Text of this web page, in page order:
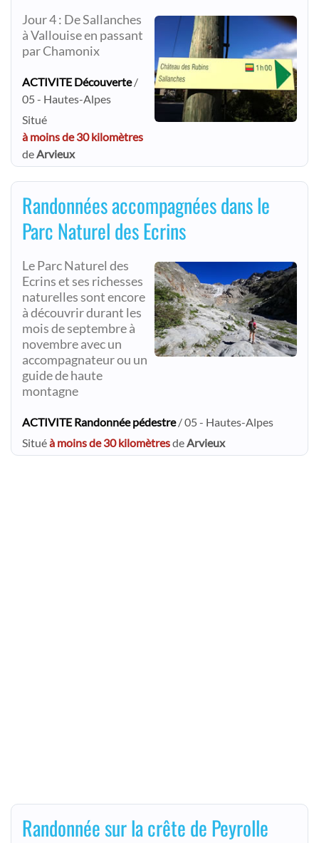
Jour 4 : De Sallanches
à Vallouise en passant
par Chamonix
ACTIVITE Découverte/
05 - Hautes-Alpes
Situé
à moins de 30 kilomètres
de Arvieux
Randonnées accompagnées dans le
Parc Naturel des Ecrins
Le Parc Naturel des
Ecrins et ses richesses
naturelles sont encore
à découvrir durant les
mois de septembre à
novembre avec un
accompagnateur ou un
guide de haute
montagne
ACTIVITE Randonnée pédestre/ 05 - Hautes-Alpes
Situéà moins de 30 kilomètresde Arvieux
Randonnée sur la crête de Peyrolle